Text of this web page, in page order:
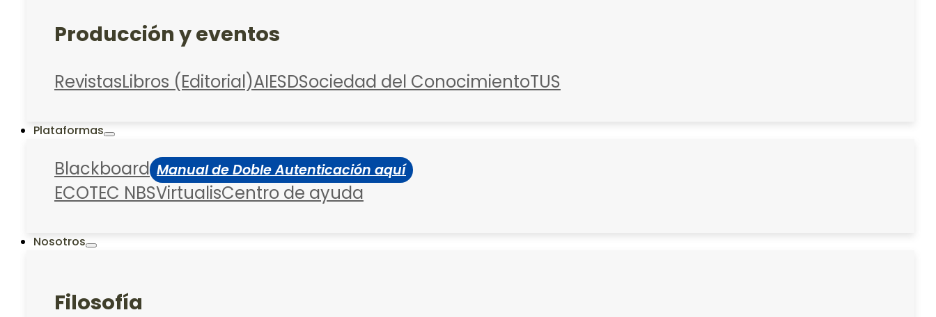
Producción y eventos
RevistasLibros (Editorial)AIESDSociedad del ConocimientoTUS
Plataformas
Blackboard Manual de Doble Autenticación aquí
ECOTEC NBSVirtualisCentro de ayuda
Nosotros
Filosofía